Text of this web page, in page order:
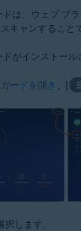
は、ウェブ ブ
キャンすること
がインストー
ードを開き 、[
します。